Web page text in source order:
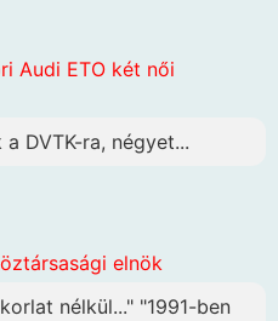
Audi ETO két női
DVTK-ra, négyet...
elnök
nélkül..." "1991-ben